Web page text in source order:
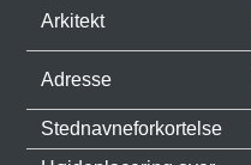
Arkitekt
Adresse
Stednavneforkortelse